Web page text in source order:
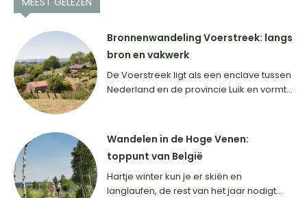
Bronnenwandeling Voerstreek: langs
bron en vakwerk
De Voerstreek ligt als een enclave tussen
Nederland en de provincie Luik en vormt...
Wandelen in de Hoge Venen:
toppunt van België
Hartje winter kun je er skiën en
langlaufen, de rest van het jaar nodigt...